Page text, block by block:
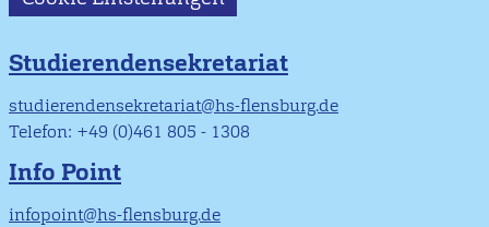
Studierendensekretariat
studierendensekretariat@hs-flensburg.de
Telefon: +49 (0)461 805 - 1308
Info Point
infopoint@hs-flensburg.de